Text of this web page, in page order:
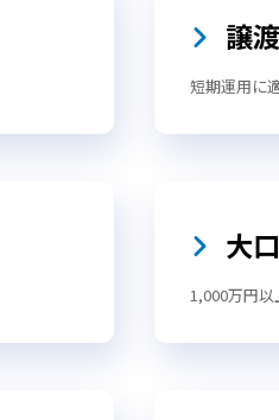
譲
短期運用に
大
1,000万円以